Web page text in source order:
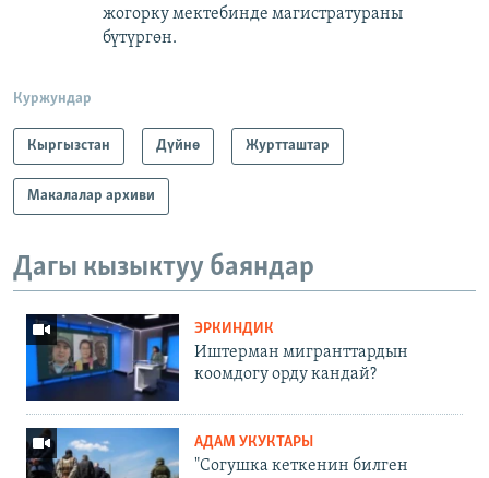
жогорку мектебинде магистратураны
бүтүргөн.
Куржундар
Кыргызстан Дүйнө Журтташтар
Макалалар архиви
Дагы кызыктуу баяндар
ЭРКИНДИК
Иштерман мигранттардын
коомдогу орду кандай?
АДАМ УКУКТАРЫ
"Согушка кеткенин билген